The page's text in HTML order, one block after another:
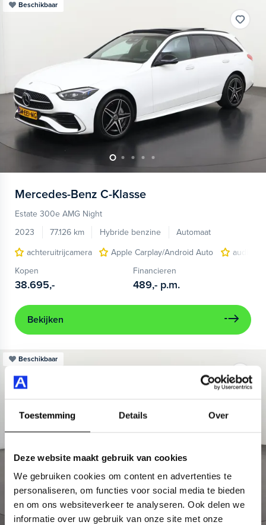
Toestemming Details Over
Deze website maakt gebruik van cookies
We gebruiken cookies om content en advertenties te
personaliseren, om functies voor social media te bieden
en om ons websiteverkeer te analyseren. Ook delen we
informatie over uw gebruik van onze site met onze
Beschikbaar
Mercedes-Benz C-Klasse
Estate 300e AMG Night
2023
77.126 km Hybride benzine
Automaat
achteruitrijcamera
Apple Carplay/Android Auto
audio
Kopen
38.695,-
Financieren
489,- p.m.
Bekijken
Beschikbaar